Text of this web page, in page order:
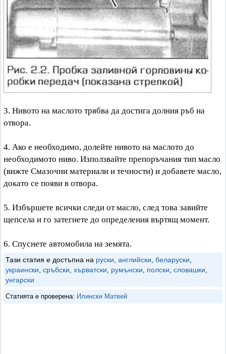
3. Нивото на маслото трябва да достига долния ръб на
отвора.
4. Ако е необходимо, долейте нивото на маслото до
необходимото ниво. Използвайте препоръчания тип масло
(вижте Смазочни материали и течности) и добавете масло,
докато се появи в отвора.
5. Избършете всички следи от масло, след това завийте
щепсела и го затегнете до определения въртящ момент.
6. Спуснете автомобила на земята.
Тази статия е достъпна на руски английски беларуски
украински сръбски хърватски румънски полски словашки
унгарски
Статията е проверена: Илински Матвей